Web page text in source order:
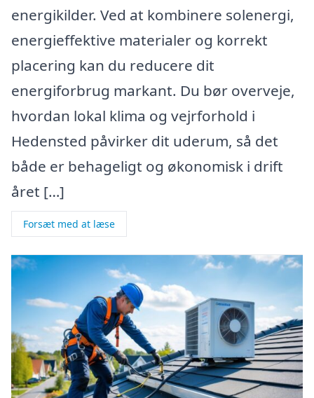
energikilder. Ved at kombinere solenergi,
energieffektive materialer og korrekt
placering kan du reducere dit
energiforbrug markant. Du bør overveje,
hvordan lokal klima og vejrforhold i
Hedensted påvirker dit uderum, så det
både er behageligt og økonomisk i drift
året […]
Forsæt med at læse